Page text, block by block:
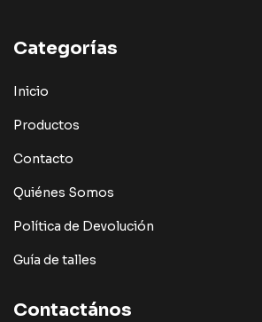
Categorías
Inicio
Productos
Contacto
Quiénes Somos
Política de Devolución
Guía de talles
Contactános